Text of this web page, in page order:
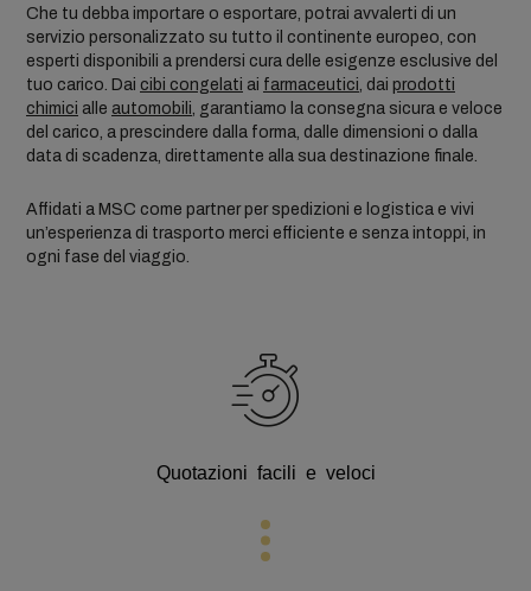
Che tu debba importare o esportare, potrai avvalerti di un
servizio personalizzato su tutto il continente europeo, con
esperti disponibili a prendersi cura delle esigenze esclusive del
tuo carico. Dai cibi congelati ai farmaceutici, dai prodotti
chimici alle automobili, garantiamo la consegna sicura e veloce
del carico, a prescindere dalla forma, dalle dimensioni o dalla
data di scadenza, direttamente alla sua destinazione finale.
Affidati a MSC come partner per spedizioni e logistica e vivi
un’esperienza di trasporto merci efficiente e senza intoppi, in
ogni fase del viaggio.
Quotazioni facili e veloci